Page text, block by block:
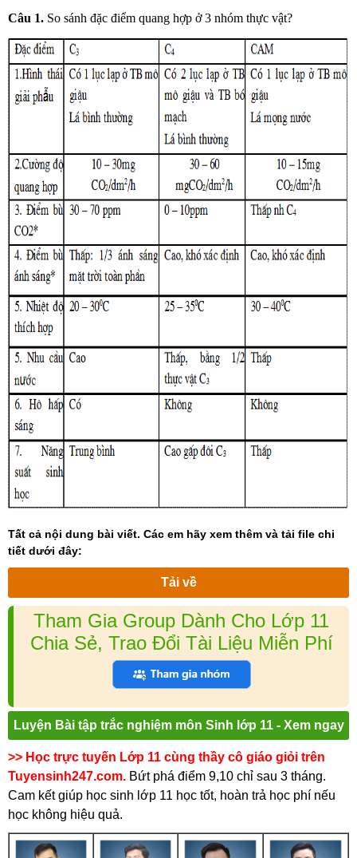
Câu 1. So sánh đặc điểm quang hợp ở 3 nhóm thực vật?
Tất cả nội dung bài viết. Các em hãy xem thêm và tải file chi
tiết dưới đây:
Tải về
Tham Gia Group Dành Cho Lớp 11
Chia Sẻ, Trao Đổi Tài Liệu Miễn Phí
Luyện Bài tập trắc nghiệm môn Sinh lớp 11 - Xem ngay
>> Học trực tuyến Lớp 11 cùng thầy cô giáo giỏi trên
Tuyensinh247.com. Bứt phá điểm 9,10 chỉ sau 3 tháng.
Cam kết giúp học sinh lớp 11 học tốt, hoàn trả học phí nếu
học không hiệu quả.